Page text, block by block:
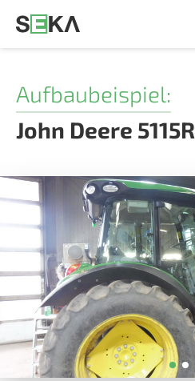
Aufbaubeispiel:
John Deere 5115R